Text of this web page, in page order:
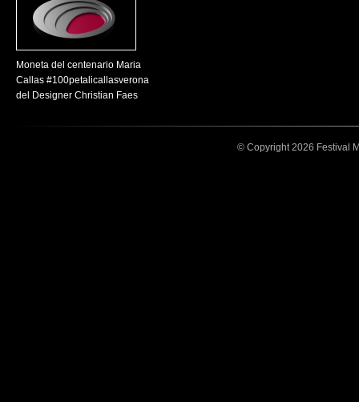
Moneta del centenario Maria
Callas #100petalicallasverona
del Designer Christian Faes
© Copyright 2026 Festival